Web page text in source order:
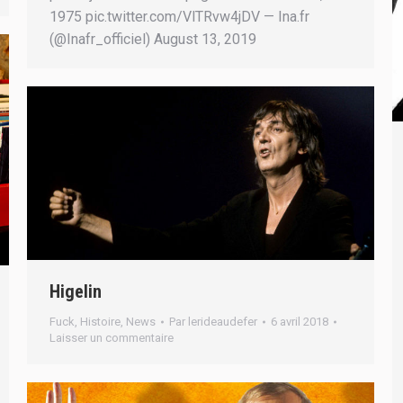
1975 pic.twitter.com/VlTRvw4jDV — Ina.fr
(@Inafr_officiel) August 13, 2019
Higelin
Fuck, Histoire, News Par lerideaudefer
6 avril 2018
Laisser un commentaire